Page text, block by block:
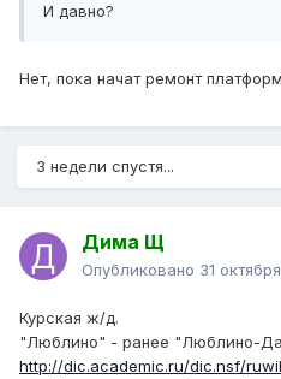
И давно?
Нет, пока начат ремонт
3 недели спустя...
Дима Щ
Опубликовано 31
Курская ж/д.
"Люблино" - ранее "Люблино-
http://dic.academic.ru/dic.nsf/